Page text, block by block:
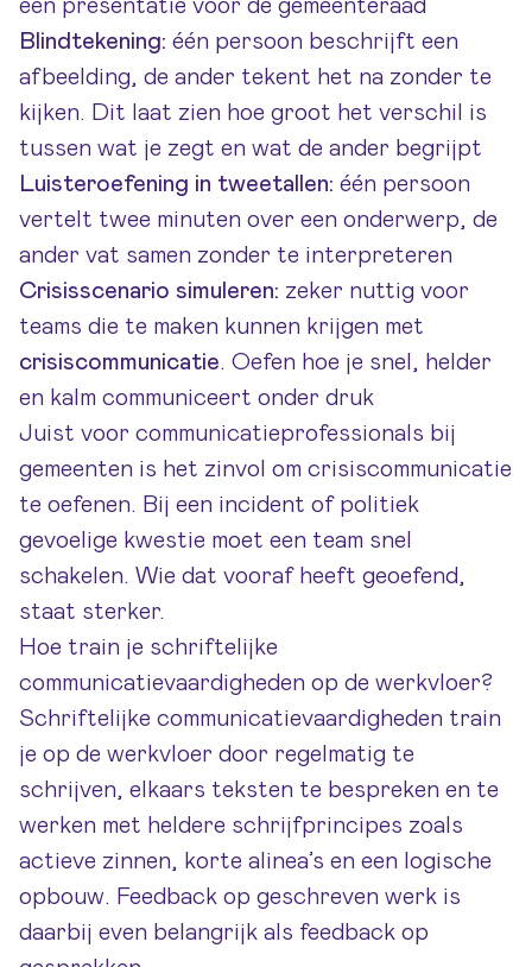
een presentatie voor de gemeenteraad
Blindtekening: één persoon beschrijft een
afbeelding, de ander tekent het na zonder te
kijken. Dit laat zien hoe groot het verschil is
tussen wat je zegt en wat de ander begrijpt
Luisteroefening in tweetallen: één persoon
vertelt twee minuten over een onderwerp, de
ander vat samen zonder te interpreteren
Crisisscenario simuleren: zeker nuttig voor
teams die te maken kunnen krijgen met
crisiscommunicatie. Oefen hoe je snel, helder
en kalm communiceert onder druk
Juist voor communicatieprofessionals bij
gemeenten is het zinvol om crisiscommunicatie
te oefenen. Bij een incident of politiek
gevoelige kwestie moet een team snel
schakelen. Wie dat vooraf heeft geoefend,
staat sterker.
Hoe train je schriftelijke
communicatievaardigheden op de werkvloer?
Schriftelijke communicatievaardigheden train
je op de werkvloer door regelmatig te
schrijven, elkaars teksten te bespreken en te
werken met heldere schrijfprincipes zoals
actieve zinnen, korte alinea’s en een logische
opbouw. Feedback op geschreven werk is
daarbij even belangrijk als feedback op